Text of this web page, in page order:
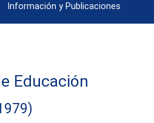
Información y Publicaciones
Educación